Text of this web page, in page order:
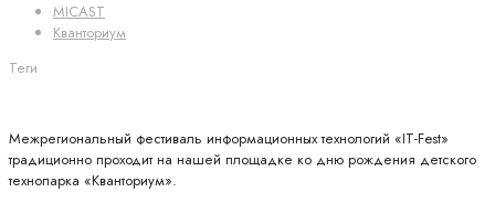
MICAST
Кванториум
Теги
Межрегиональный фестиваль информационных технологий «IT-Fest»
традиционно проходит на нашей площадке ко дню рождения детского
технопарка «Кванториум».